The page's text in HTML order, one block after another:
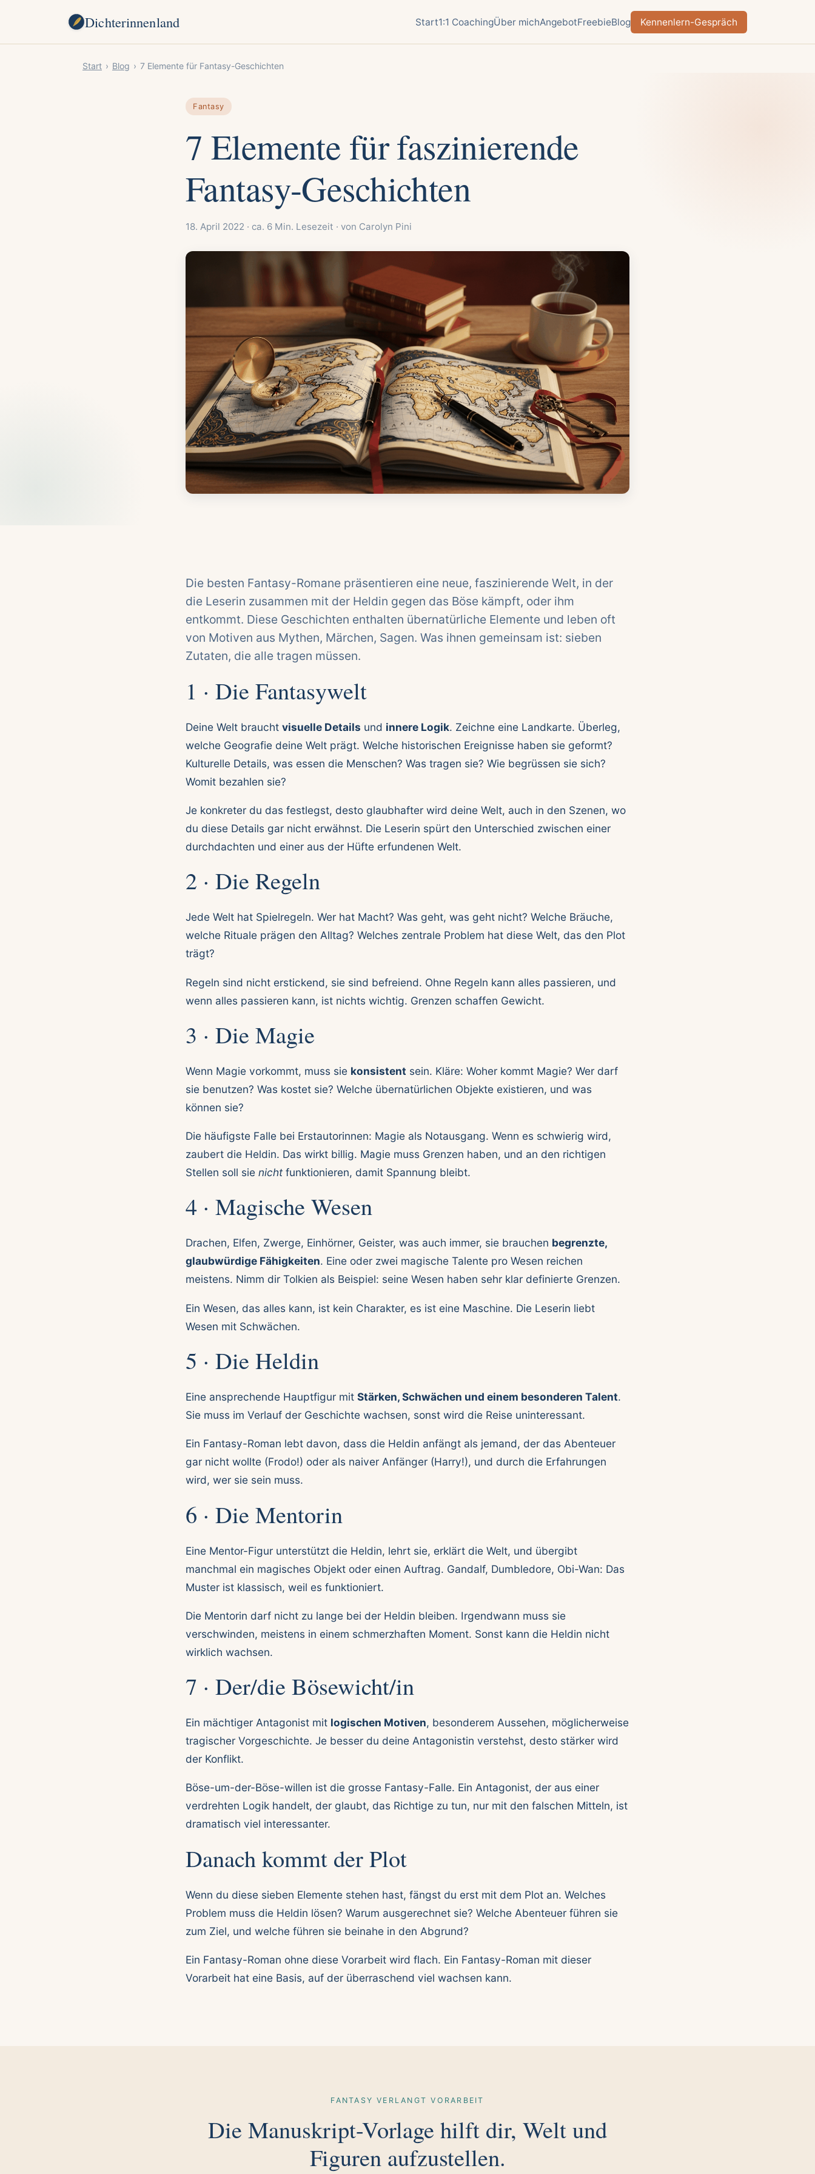
Dichterinnenland Start1:1 CoachingÜber michAngebotFreebieBlog Kennenlern-Gespräch
Start › Blog › 7 Elemente für Fantasy-Geschichten
Fantasy
7 Elemente für faszinierende
Fantasy-Geschichten
18. April 2022 · ca. 6 Min. Lesezeit · von Carolyn Pini
Die besten Fantasy-Romane präsentieren eine neue, faszinierende Welt, in der
die Leserin zusammen mit der Heldin gegen das Böse kämpft, oder ihm
entkommt. Diese Geschichten enthalten übernatürliche Elemente und leben oft
von Motiven aus Mythen, Märchen, Sagen. Was ihnen gemeinsam ist: sieben
Zutaten, die alle tragen müssen.
1 · Die Fantasywelt
Deine Welt braucht visuelle Details und innere Logik. Zeichne eine Landkarte. Überleg,
welche Geografie deine Welt prägt. Welche historischen Ereignisse haben sie geformt?
Kulturelle Details, was essen die Menschen? Was tragen sie? Wie begrüssen sie sich?
Womit bezahlen sie?
Je konkreter du das festlegst, desto glaubhafter wird deine Welt, auch in den Szenen, wo
du diese Details gar nicht erwähnst. Die Leserin spürt den Unterschied zwischen einer
durchdachten und einer aus der Hüfte erfundenen Welt.
2 · Die Regeln
Jede Welt hat Spielregeln. Wer hat Macht? Was geht, was geht nicht? Welche Bräuche,
welche Rituale prägen den Alltag? Welches zentrale Problem hat diese Welt, das den Plot
trägt?
Regeln sind nicht erstickend, sie sind befreiend. Ohne Regeln kann alles passieren, und
wenn alles passieren kann, ist nichts wichtig. Grenzen schaffen Gewicht.
3 · Die Magie
Wenn Magie vorkommt, muss sie konsistent sein. Kläre: Woher kommt Magie? Wer darf
sie benutzen? Was kostet sie? Welche übernatürlichen Objekte existieren, und was
können sie?
Die häufigste Falle bei Erstautorinnen: Magie als Notausgang. Wenn es schwierig wird,
zaubert die Heldin. Das wirkt billig. Magie muss Grenzen haben, und an den richtigen
Stellen soll sie nicht funktionieren, damit Spannung bleibt.
4 · Magische Wesen
Drachen, Elfen, Zwerge, Einhörner, Geister, was auch immer, sie brauchen begrenzte,
glaubwürdige Fähigkeiten. Eine oder zwei magische Talente pro Wesen reichen
meistens. Nimm dir Tolkien als Beispiel: seine Wesen haben sehr klar definierte Grenzen.
Ein Wesen, das alles kann, ist kein Charakter, es ist eine Maschine. Die Leserin liebt
Wesen mit Schwächen.
5 · Die Heldin
Eine ansprechende Hauptfigur mit Stärken, Schwächen und einem besonderen Talent.
Sie muss im Verlauf der Geschichte wachsen, sonst wird die Reise uninteressant.
Ein Fantasy-Roman lebt davon, dass die Heldin anfängt als jemand, der das Abenteuer
gar nicht wollte (Frodo!) oder als naiver Anfänger (Harry!), und durch die Erfahrungen
wird, wer sie sein muss.
6 · Die Mentorin
Eine Mentor-Figur unterstützt die Heldin, lehrt sie, erklärt die Welt, und übergibt
manchmal ein magisches Objekt oder einen Auftrag. Gandalf, Dumbledore, Obi-Wan: Das
Muster ist klassisch, weil es funktioniert.
Die Mentorin darf nicht zu lange bei der Heldin bleiben. Irgendwann muss sie
verschwinden, meistens in einem schmerzhaften Moment. Sonst kann die Heldin nicht
wirklich wachsen.
7 · Der/die Bösewicht/in
Ein mächtiger Antagonist mit logischen Motiven, besonderem Aussehen, möglicherweise
tragischer Vorgeschichte. Je besser du deine Antagonistin verstehst, desto stärker wird
der Konflikt.
Böse-um-der-Böse-willen ist die grosse Fantasy-Falle. Ein Antagonist, der aus einer
verdrehten Logik handelt, der glaubt, das Richtige zu tun, nur mit den falschen Mitteln, ist
dramatisch viel interessanter.
Danach kommt der Plot
Wenn du diese sieben Elemente stehen hast, fängst du erst mit dem Plot an. Welches
Problem muss die Heldin lösen? Warum ausgerechnet sie? Welche Abenteuer führen sie
zum Ziel, und welche führen sie beinahe in den Abgrund?
Ein Fantasy-Roman ohne diese Vorarbeit wird flach. Ein Fantasy-Roman mit dieser
Vorarbeit hat eine Basis, auf der überraschend viel wachsen kann.
FANTASY VERLANGT VORARBEIT
Die Manuskript-Vorlage hilft dir, Welt und
Figuren aufzustellen.